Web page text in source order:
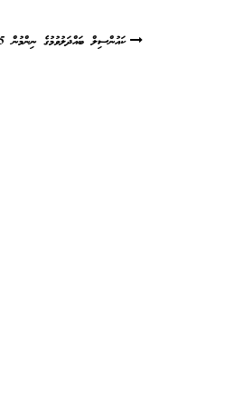
ކައުންސިލް ބައްދަލުވުމުގެ ނިންމުން 18/2025